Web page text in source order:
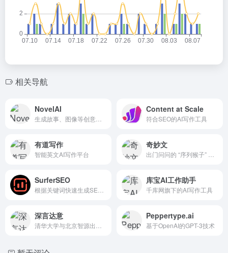
相关导航
NovelAI Content at Scale
符合SEO的AI写作工具
有道写作
智能英文AI写作平台
奇妙文
SurferSEO 库宝AI工作助手
千库网旗下的AI写作工具
深言达意 Peppertype.ai
基于OpenAI的GPT-3技术